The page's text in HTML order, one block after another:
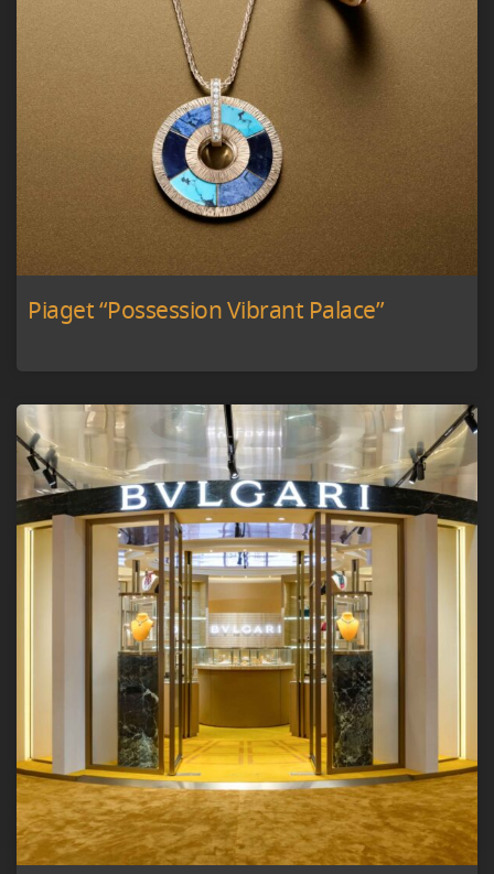
Piaget “Possession Vibrant Palace”